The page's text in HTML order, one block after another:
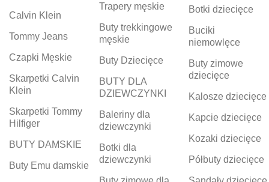
Calvin Klein
Tommy Jeans
Czapki Męskie
Skarpetki Calvin
Klein
Skarpetki Tommy
Hilfiger
BUTY DAMSKIE
Buty Emu damskie
Trapery męskie
Buty trekkingowe
męskie
Buty Dziecięce
BUTY DLA
DZIEWCZYNKI
Baleriny dla
dziewczynki
Botki dla
dziewczynki
Botki dziecięce
Buciki
niemowlęce
Buty zimowe
dziecięce
Kalosze dziecięce
Kapcie dziecięce
Kozaki dziecięce
Półbuty dziecięce